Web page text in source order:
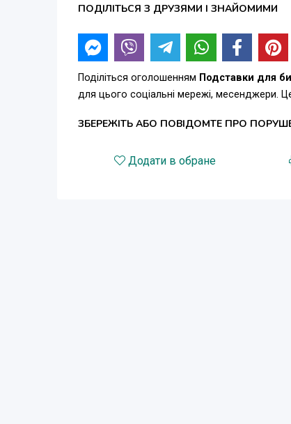
ПОДІЛІТЬСЯ З ДРУЗЯМИ І ЗНАЙОМИМИ
Поділіться оголошенням Подставки для
для цього соціальні мережі, месенджери.
ЗБЕРЕЖІТЬ АБО ПОВІДОМТЕ ПРО
Додати в обране